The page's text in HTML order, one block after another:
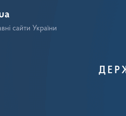
сайти України